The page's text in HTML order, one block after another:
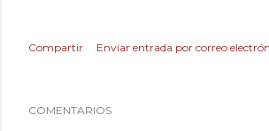
Compartir Enviar entrada por correo
COMENTARIOS